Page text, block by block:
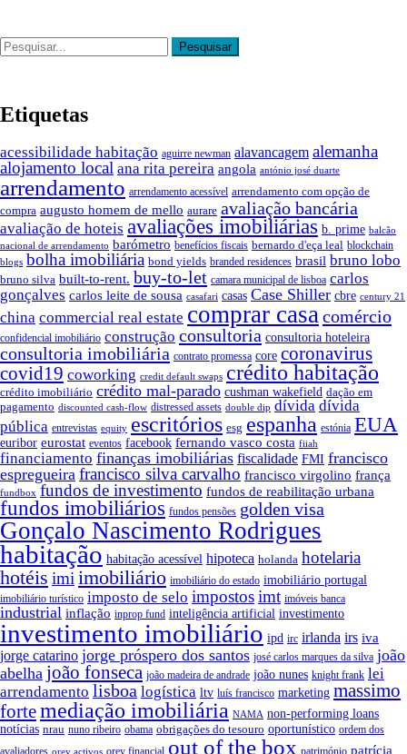
Etiquetas
acessibilidade habitação aguirre newman alavancagem alemanha
alojamento local ana rita pereira angola antónio josé duarte
arrendamento arrendamento acessível arrendamento com opção de
compra augusto homem de mello aurare avaliação bancária
avaliação de hoteis avaliações imobiliárias b. prime balcão
nacional de arrendamento barómetro benefícios fiscais bernardo d'eça leal blockchain
blogs bolha imobiliária bond yields branded residences brasil bruno lobo
bruno silva built-to-rent. buy-to-let camara municipal de lisboa carlos
gonçalves carlos leite de sousa casafari casas Case Shiller cbre century 21
china commercial real estate comprar casa comércio
confidencial imobiliário construção consultoria consultoria hoteleira
consultoria imobiliária contrato promessa core coronavirus
covid19 coworking credit default swaps crédito habitação
crédito imobiliário crédito mal-parado cushman wakefield dação em
pagamento discounted cash-flow distressed assets double dip dívida dívida
pública entrevistas equity escritórios esg espanha estónia EUA
euribor eurostat eventos facebook fernando vasco costa fiiah
financiamento finanças imobiliárias fiscalidade FMI francisco
espregueira francisco silva carvalho francisco virgolino frança
fundbox fundos de investimento fundos de reabilitação urbana
fundos imobiliários fundos pensões golden visa
Gonçalo Nascimento Rodrigues
habitação habitação acessível hipoteca holanda hotelaria
hotéis imi imobiliário imobiliário do estado imobiliário portugal
imobiliário turístico imposto de selo impostosimt imóveis banca
industrial inflação inprop fund inteligência artificial investimento
investimento imobiliário ipd irc irlanda irs iva
jorge catarino jorge próspero dos santos josé carlos marques da silva joão
abelha joão fonseca joão madeira de andrade joão nunes knight frank lei
arrendamento lisboa logística ltv luís francisco marketing massimo
fortemediação imobiliária NAMA non-performing loans
notícias nrau nuno ribeiro obama obrigações do tesouro oportunístico ordem dos
avaliadores orey activos orey financial out of the box património patrícia